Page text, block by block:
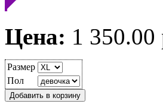
Цена: 1 350.00
Размер
Пол